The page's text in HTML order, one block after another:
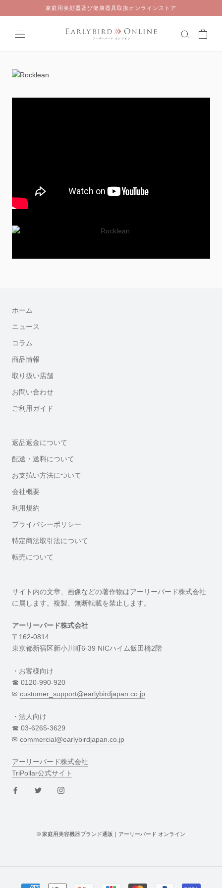
to
家庭用美顔器及び健康器具取扱オンラインストア
ホーム
ニュース
コラム
商品情報
取り扱い店舗
お問い合わせ
ご利用ガイド
返品返金について
配送・送料について
お支払い方法について
会社概要
利用規約
プライバシーポリシー
特定商法取引法について
転売について
サイト内の文章、画像などの著作物はアーリーバード株式会社
に属します。複製、無断転載を禁止します。
アーリーバード株式会社
〒162-0814
東京都新宿区新小川町6-39 NICハイム飯田橋2階
・お客様向け
☎︎ 0120-990-920
✉︎ customer_support@earlybirdjapan.co.jp
・法人向け
☎︎ 03-6265-3629
✉︎ commercial@earlybirdjapan.co.jp
アーリーバード株式会社
TriPollar公式サイト
© 家庭用美容機器ブランド通販｜アーリーバード オンライン